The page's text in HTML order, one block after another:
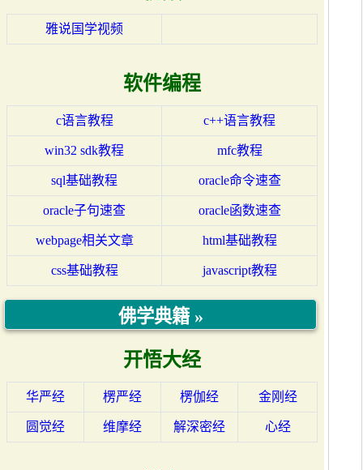
雅说国学视频
软件编程
c语言教程 c++语言教程
win32 sdk教程 mfc教程
sql基础教程 oracle命令速查
oracle子句速查 oracle函数速查
webpage相关文章 html基础教程
css基础教程 javascript教程
佛学典籍 »
开悟大经
华严经 楞严经 楞伽经 金刚经
圆觉经 维摩经 解深密经 心经